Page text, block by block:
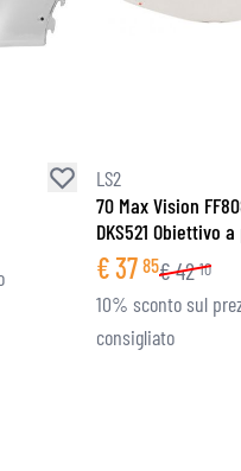
LS2
70 Max Vision
DKS521 Obiettivo
€37 85€42 10
10% sconto sul
consigliato